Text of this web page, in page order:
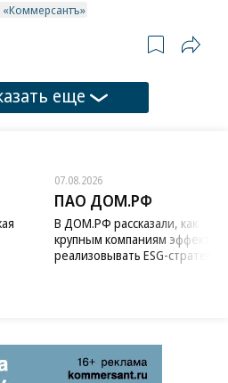
«Коммерсантъ»
еще
07.08.2026
ПАО ДОМ.РФ
В ДОМ.РФ рассказали, как
крупным компаниям
реализовывать ESG-стратегию